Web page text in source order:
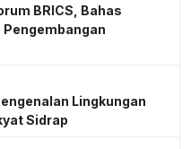
BRICS, Bahas
Lingkungan
Sidrap